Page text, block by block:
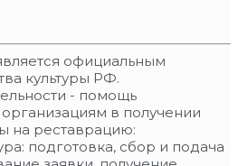
официальным
культуры РФ.
- помощь
в получении
на реставрацию:
подготовка, сбор и подача